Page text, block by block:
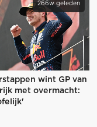
266w geleden
wint GP van
met overmacht: